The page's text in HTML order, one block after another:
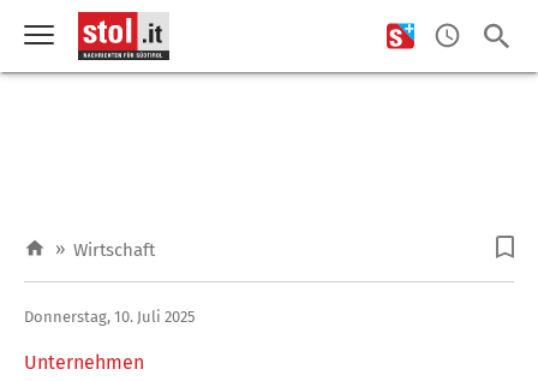
» Wirtschaft
Unternehmen
Donnerstag, 10. Juli 2025